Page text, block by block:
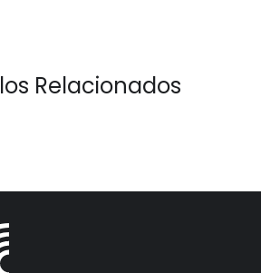
Relacionados